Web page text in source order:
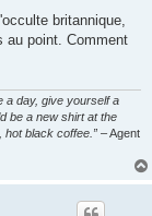
britannique,
au point. Comment
a day, give yourself a
be a new shirt at the
hot black coffee.” – Agent